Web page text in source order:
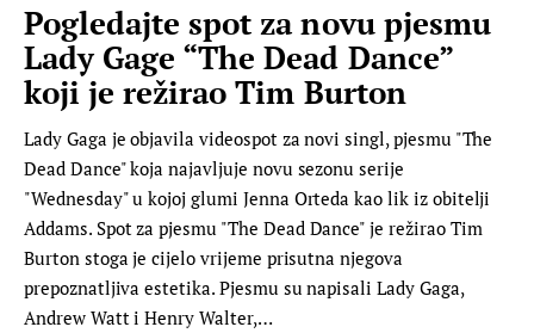
Pogledajte spot za novu pjesmu
Lady Gage “The Dead Dance”
koji je režirao Tim Burton
Lady Gaga je objavila videospot za novi singl, pjesmu "The
Dead Dance" koja najavljuje novu sezonu serije
"Wednesday" u kojoj glumi Jenna Orteda kao lik iz obitelji
Addams. Spot za pjesmu "The Dead Dance" je režirao Tim
Burton stoga je cijelo vrijeme prisutna njegova
prepoznatljiva estetika. Pjesmu su napisali Lady Gaga,
Andrew Watt i Henry Walter,…